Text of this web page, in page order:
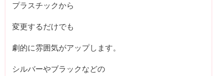
プラスチックから
変更するだけでも
劇的に雰囲気がアップします。
シルバーやブラックなどの